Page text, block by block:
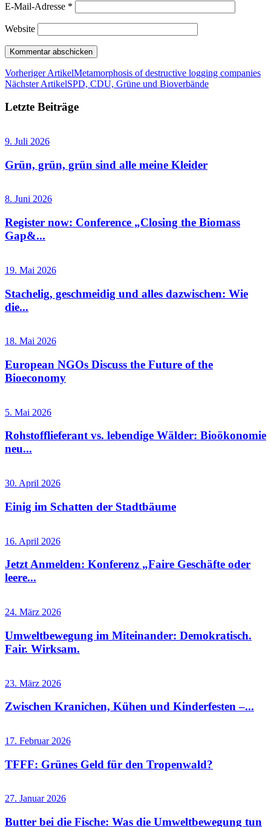
E-Mail-Adresse *
Website
Vorheriger ArtikelMetamorphosis of destructive logging companies
Nächster ArtikelSPD, CDU, Grüne und Bioverbände
Letzte Beiträge
9. Juli 2026
Grün, grün, grün sind alle meine Kleider
8. Juni 2026
Register now: Conference „Closing the Biomass
Gap&...
19. Mai 2026
Stachelig, geschmeidig und alles dazwischen: Wie
die...
18. Mai 2026
European NGOs Discuss the Future of the
Bioeconomy
5. Mai 2026
Rohstofflieferant vs. lebendige Wälder: Bioökonomie
neu...
30. April 2026
Einig im Schatten der Stadtbäume
16. April 2026
Jetzt Anmelden: Konferenz „Faire Geschäfte oder
leere...
24. März 2026
Umweltbewegung im Miteinander: Demokratisch.
Fair. Wirksam.
23. März 2026
Zwischen Kranichen, Kühen und Kinderfesten –...
17. Februar 2026
TFFF: Grünes Geld für den Tropenwald?
27. Januar 2026
Butter bei die Fische: Was die Umweltbewegung tun